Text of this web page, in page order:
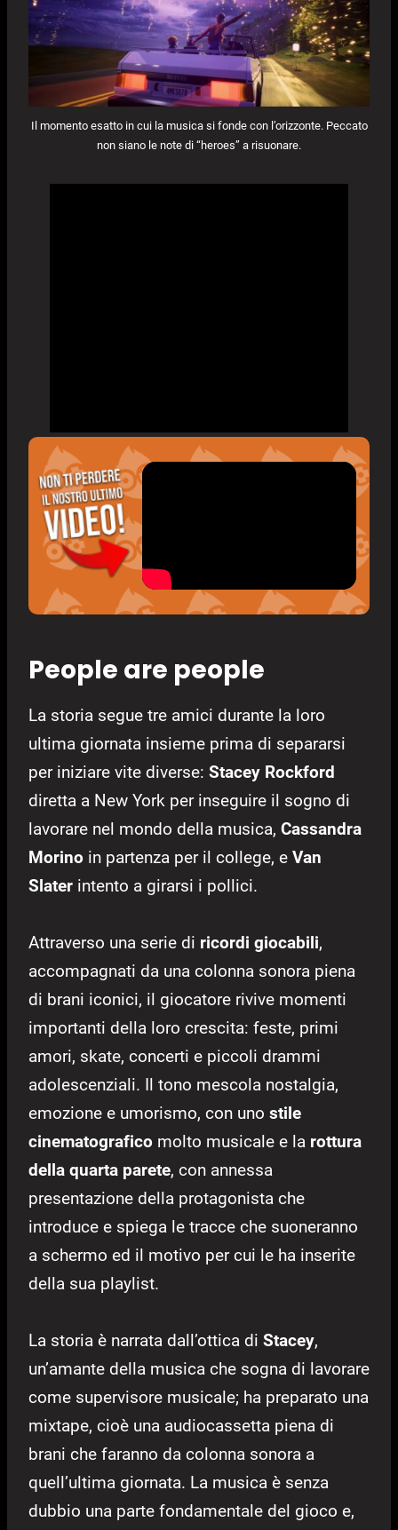
Il momento esatto in cui la musica si fonde con l’orizzonte. Peccato
non siano le note di “heroes” a risuonare.
People are people
La storia segue tre amici durante la loro
ultima giornata insieme prima di separarsi
per iniziare vite diverse: Stacey Rockford
diretta a New York per inseguire il sogno di
lavorare nel mondo della musica, Cassandra
Morino in partenza per il college, e Van
Slater intento a girarsi i pollici.
Attraverso una serie di ricordi giocabili,
accompagnati da una colonna sonora piena
di brani iconici, il giocatore rivive momenti
importanti della loro crescita: feste, primi
amori, skate, concerti e piccoli drammi
adolescenziali. Il tono mescola nostalgia,
emozione e umorismo, con uno stile
cinematografico molto musicale e la rottura
della quarta parete, con annessa
presentazione della protagonista che
introduce e spiega le tracce che suoneranno
a schermo ed il motivo per cui le ha inserite
della sua playlist.
La storia è narrata dall’ottica di Stacey,
un’amante della musica che sogna di lavorare
come supervisore musicale; ha preparato una
mixtape, cioè una audiocassetta piena di
brani che faranno da colonna sonora a
quell’ultima giornata. La musica è senza
dubbio una parte fondamentale del gioco e,